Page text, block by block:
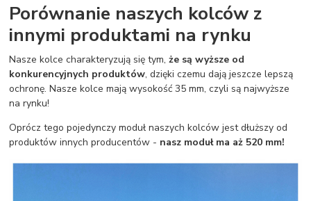
Porównanie naszych kolców z
innymi produktami na rynku
Nasze kolce charakteryzują się tym,że są wyższe od
konkurencyjnych produktów, dzięki czemu dają jeszcze lepszą
ochronę. Nasze kolce mają wysokość 35 mm, czyli są najwyższe
na rynku!
Oprócz tego pojedynczy moduł naszych kolców jest dłuższy od
produktów innych producentów - nasz moduł ma aż 520 mm!